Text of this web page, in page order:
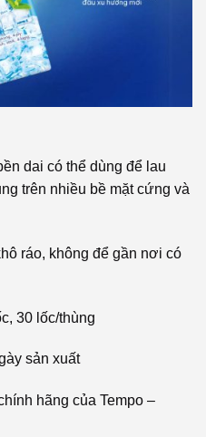
dai có thể dùng để lau
trên nhiều bề mặt cứng và
ráo, không để gần nơi có
30 lốc/thùng
sản xuất
hãng của Tempo –